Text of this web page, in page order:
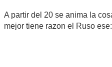
A partir del 20 se anima la
mejor tiene razon el Ruso ese: